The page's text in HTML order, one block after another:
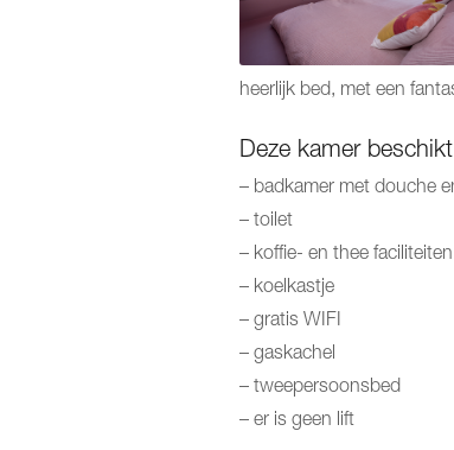
heerlijk bed, met een
Deze kamer
– badkamer met douche
– toilet
– koffie- en thee faciliteiten
– koelkastje
– gratis WIFI
– gaskachel
– tweepersoonsbed
– er is geen lift